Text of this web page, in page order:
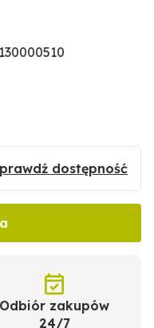
dostępność
Odbiór zakupów
24/7